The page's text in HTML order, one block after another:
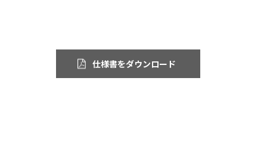
仕様書をダウンロード